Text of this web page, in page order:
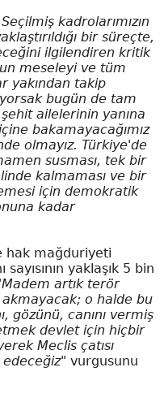
kadrolarımızın
bir süreçte,
ilgilendiren kritik
meseleyi ve tüm
yakından takip
bugün de tam
ailelerinin yanına
bakamayacağımız
olmayız. Türkiye'de
susması, tek bir
kalmaması ve bir
için demokratik
kadar
hak mağduriyeti
yaklaşık 5 bin
artık terör
o halde bu
gözünü, canını vermiş
devlet için hiçbir
Meclis çatısı
vurgusunu